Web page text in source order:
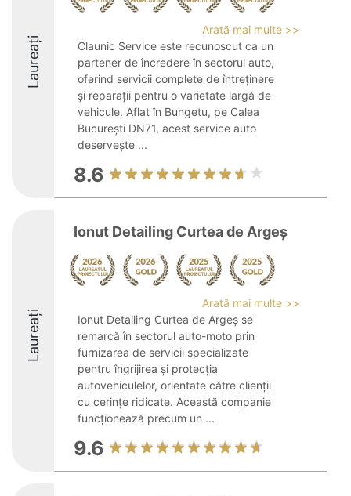
Laureați
Arată mai multe >>
Claunic Service este recunoscut ca un
partener de încredere în sectorul auto,
oferind servicii complete de întreținere
și reparații pentru o varietate largă de
vehicule. Aflat în Bungetu, pe Calea
București DN71, acest service auto
deservește ...
8.6
Laureați
Ionut Detailing Curtea de Argeș
Arată mai multe >>
Ionut Detailing Curtea de Argeș se
remarcă în sectorul auto-moto prin
furnizarea de servicii specializate
pentru îngrijirea și protecția
autovehiculelor, orientate către clienții
cu cerințe ridicate. Această companie
funcționează precum un ...
9.6